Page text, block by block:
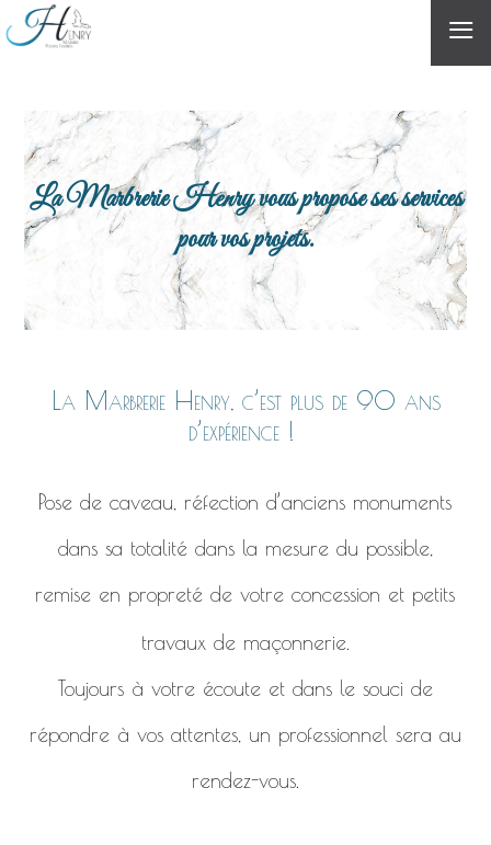
≡
La Marbrerie Henry vous propose ses services
pour vos projets.
La Marbrerie Henry, c’est plus de 90 ans
d’expérience !
Pose de caveau, réfection d’anciens monuments
dans sa totalité dans la mesure du possible,
remise en propreté de votre concession et petits
travaux de maçonnerie.
Toujours à votre écoute et dans le souci de
répondre à vos attentes, un professionnel sera au
rendez-vous.